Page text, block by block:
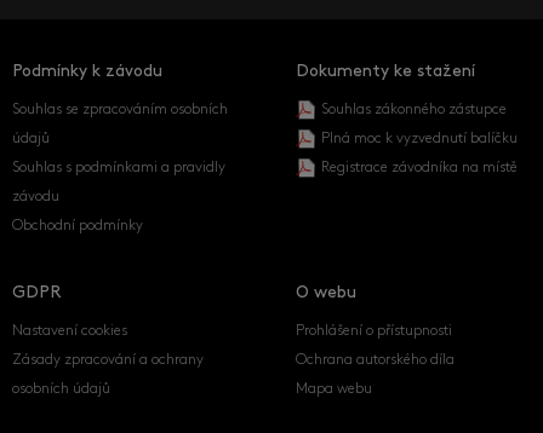
Podmínky k závodu
Souhlas se zpracováním osobních
údajů
Souhlas s podmínkami a pravidly
závodu
Obchodní podmínky
Dokumenty ke stažení
Souhlas zákonného zástupce
Plná moc k vyzvednutí balíčku
Registrace závodníka na místě
GDPR
Nastavení cookies
Zásady zpracování a ochrany
osobních údajů
O webu
Prohlášení o přístupnosti
Ochrana autorského díla
Mapa webu